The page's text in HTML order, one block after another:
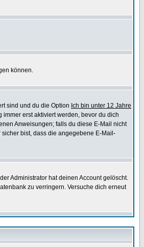
können.
sind und du die Option Ich bin unter 12 Jahre
erst aktiviert werden, bevor du dich
Anweisungen; falls du diese E-Mail nicht
bist, dass die angegebene E-Mail-
Administrator hat deinen Account gelöscht.
zu verringern. Versuche dich erneut